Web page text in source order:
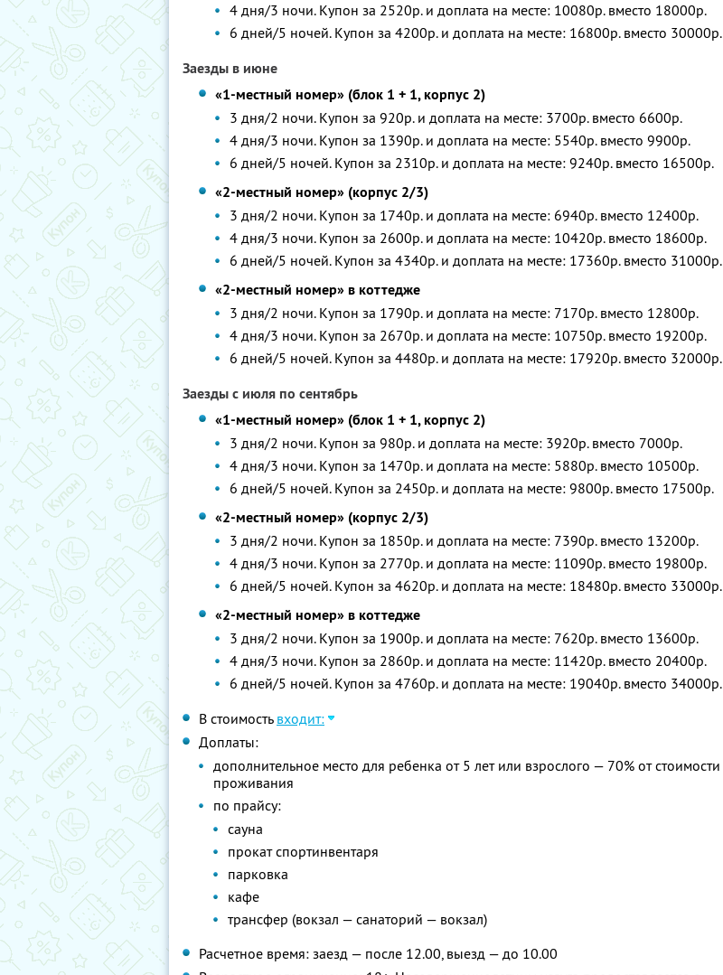
4 дня/3 ночи. Купон за 2520р. и доплата на месте: 10080р. вместо 18000р.
6 дней/5 ночей. Купон за 4200р. и доплата на месте: 16800р. вместо 30000р.
Заезды в июне
«1-местный номер» (блок 1 + 1, корпус 2)
3 дня/2 ночи. Купон за 920р. и доплата на месте: 3700р. вместо 6600р.
4 дня/3 ночи. Купон за 1390р. и доплата на месте: 5540р. вместо 9900р.
6 дней/5 ночей. Купон за 2310р. и доплата на месте: 9240р. вместо 16500р.
«2-местный номер» (корпус 2/3)
3 дня/2 ночи. Купон за 1740р. и доплата на месте: 6940р. вместо 12400р.
4 дня/3 ночи. Купон за 2600р. и доплата на месте: 10420р. вместо 18600р.
6 дней/5 ночей. Купон за 4340р. и доплата на месте: 17360р. вместо 31000р.
«2-местный номер» в коттедже
3 дня/2 ночи. Купон за 1790р. и доплата на месте: 7170р. вместо 12800р.
4 дня/3 ночи. Купон за 2670р. и доплата на месте: 10750р. вместо 19200р.
6 дней/5 ночей. Купон за 4480р. и доплата на месте: 17920р. вместо 32000р.
Заезды с июля по сентябрь
«1-местный номер» (блок 1 + 1, корпус 2)
3 дня/2 ночи. Купон за 980р. и доплата на месте: 3920р. вместо 7000р.
4 дня/3 ночи. Купон за 1470р. и доплата на месте: 5880р. вместо 10500р.
6 дней/5 ночей. Купон за 2450р. и доплата на месте: 9800р. вместо 17500р.
«2-местный номер» (корпус 2/3)
3 дня/2 ночи. Купон за 1850р. и доплата на месте: 7390р. вместо 13200р.
4 дня/3 ночи. Купон за 2770р. и доплата на месте: 11090р. вместо 19800р.
6 дней/5 ночей. Купон за 4620р. и доплата на месте: 18480р. вместо 33000р.
«2-местный номер» в коттедже
3 дня/2 ночи. Купон за 1900р. и доплата на месте: 7620р. вместо 13600р.
4 дня/3 ночи. Купон за 2860р. и доплата на месте: 11420р. вместо 20400р.
6 дней/5 ночей. Купон за 4760р. и доплата на месте: 19040р. вместо 34000р.
В стоимость входит:
Доплаты:
дополнительное место для ребенка от 5 лет или взрослого — 70% от стоимости
проживания
по прайсу:
сауна
прокат спортинвентаря
парковка
кафе
трансфер (вокзал — санаторий — вокзал)
Расчетное время: заезд — после 12.00, выезд — до 10.00